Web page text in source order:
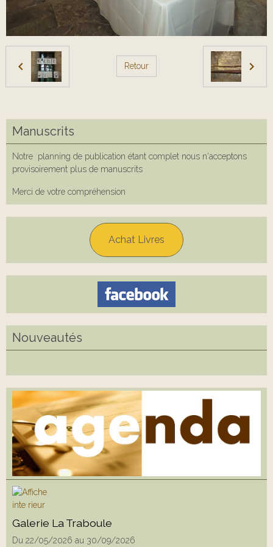
Retour
Manuscrits
Notre planning de publication étant complet nous n'acceptons
provisoirement plus de manuscrits
Merci de votre compréhension
Achat Livres
Nouveautés
Galerie La Traboule
Du 22/05/2026 au 30/09/2026